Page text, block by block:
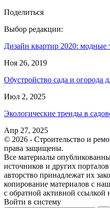
Поделиться
Выбор редакции:
Дизайн квартир 2020: модные
Ноя 26, 2019
Обустройство сада и огорода
Июл 2, 2025
Экологические тренды в
Апр 27, 2025
© 2026 - Строительство и
права защищены.
Все материалы
источников и других
авторство принадлежат их
копирование материалов с
с обратной активной ссылкой
Войти в систему